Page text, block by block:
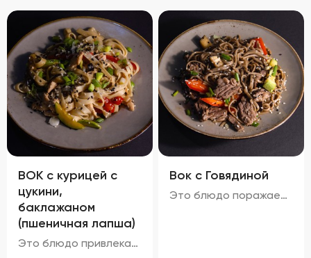
ВОК с курицей с
цукини,
баклажаном
(пшеничная лапша)
Это блюдо привлекает внимание ярким и аппетитным видом, где разноцветные овощи и кусочки курицы создают гармоничную композицию. Овощи сохраняют свою форму и естественный цвет, а курица равномерно обжарена до золотистой корочки. Болгарский перец, цукини и баклажаны добавляют блюду разнообразные текстуры и оттенки вкуса. Вкус вок с курицей насыщен и многогранен. Сладость болгарского перца плавно переходит в мягкость цукини и баклажана, а устричный и соевый соусы придают блюду пикантность и глубину. Аромат блюда пленяет нотками жареной курицы и свежих овощей, пробуждая аппетит. Консистенция блюда радует своим разнообразием: курица нежная и сочная, овощи слегка хрустят, сохраняя свою структуру, а соус густой и обволакивающий, связывая все ингредиенты воедино.
Вок с Говядиной
Это блюдо поражает своими яркими красками и аппетитным видом. Говядина равномерно обжарена до золотистой корочки, а овощи сохраняют свою свежесть и привлекательность. Мягкая, но не переваренная лапша служит идеальной основой для сочетания всех ингредиентов. Кинза и кунжут добавляют завершающий штрих, делая блюдо еще более соблазнительным. Вкус вок с говядиной богат и сбалансирован. Мясо источает насыщенный аромат, болгарский перец привносит сладкие нотки, а устричный и соевый соусы добавляют пикантности. Свежий вкус кинзы подчеркивает гармонию всех компонентов. Аромат блюда завораживает, наполняя пространство нотками чеснока и жареного мяса. Консистенция блюда тоже радует: говядина нежная и сочная, овощи слегка хрустят, а лапша мягкая и эластичная. Цукини сохраняют свою форму и текстуру, добавляя блюду дополнительный объем и разнообразие.